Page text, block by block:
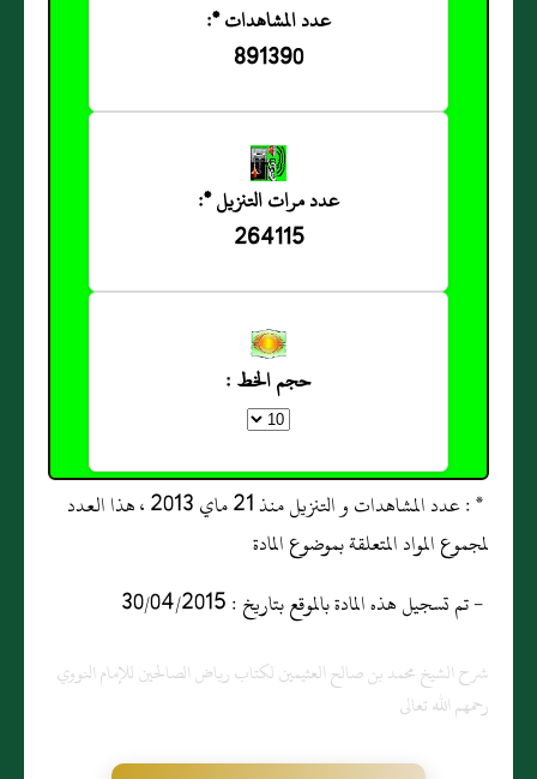
عدد المشاهدات *:
891390
عدد مرات التنزيل *:
264115
حجم الخط :
* : عدد المشاهدات و التنزيل منذ 21 ماي 2013 ، هذا العدد
لمجموع المواد المتعلقة بموضوع المادة
- تم تسجيل هذه المادة بالموقع بتاريخ : 30/04/2015
شرح الشيخ محمد بن صالح العثيمين لكتاب رياض الصالحين للإمام النووي
رحمهم الله تعالى